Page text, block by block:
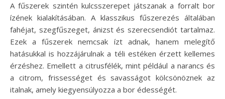
A fűszerek szintén kulcsszerepet játszanak a forralt bor
ízének kialakításában. A klasszikus fűszerezés általában
fahéjat, szegfűszeget, ánizst és szerecsendiót tartalmaz.
Ezek a fűszerek nemcsak ízt adnak, hanem melegítő
hatásukkal is hozzájárulnak a téli estéken érzett kellemes
érzéshez. Emellett a citrusfélék, mint például a narancs és
a citrom, frissességet és savasságot kölcsönöznek az
italnak, amely kiegyensúlyozza a bor édességét.